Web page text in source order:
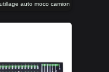
auto moco camion